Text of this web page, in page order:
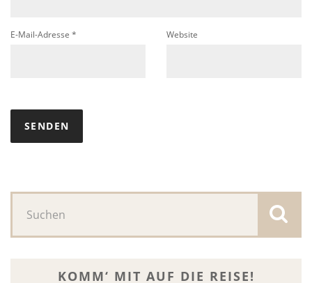
E-Mail-Adresse * Website
KOMM‘ MIT AUF DIE REISE!